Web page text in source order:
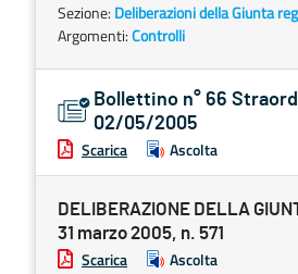
Sezione: Deliberazioni della Giunta
Argomenti:Controlli
Bollettino n° 66
02/05/2005
Scarica Ascolta
DELIBERAZIONE DELLA
31 marzo 2005, n. 571
Scarica Ascolta